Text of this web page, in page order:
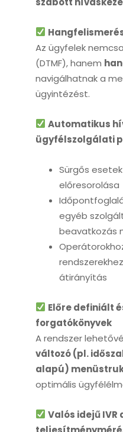
Az ügyfelek
(DTMF), hanem
navigálhatnak a
ügyintézést.
Automatikus
ügyfélszolgálati
Sürgős
előresorolása
egyéb
beavatkozás
átirányítás
Előre definiált
forgatókönyvek
A rendszer
változó (pl.
alapú)
optimális
Valós idejű IVR